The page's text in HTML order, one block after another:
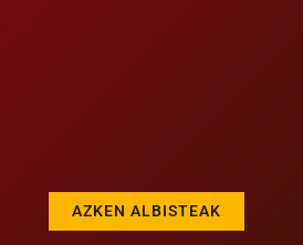
AZKEN ALBISTEAK